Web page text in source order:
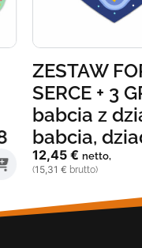
ZESTAW
SERCE + 3
babcia z
babcia,
12,45 € netto,
(15,31 € brutto)